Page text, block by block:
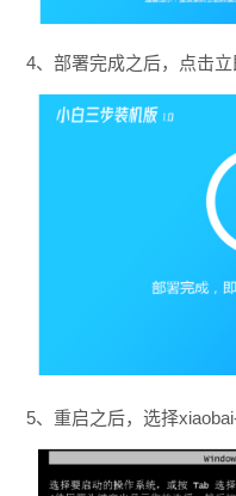
4、部署完成之后，点击立
5、重启之后，选择